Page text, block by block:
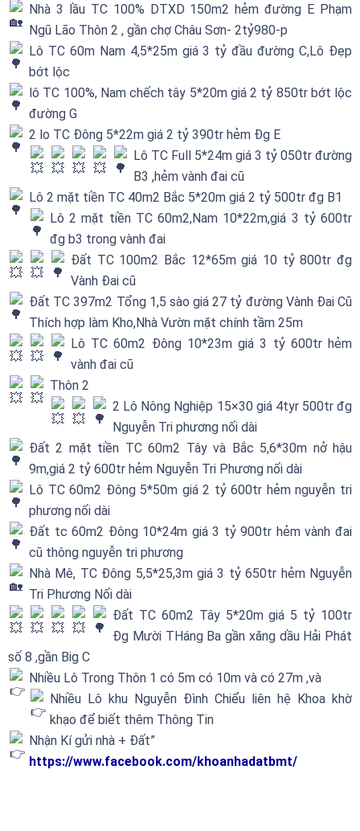
Nhà 3 lầu TC 100% DTXD 150m2 hẻm đường E Phạm
Ngũ Lão Thôn 2 , gần chợ Châu Sơn- 2tỷ980-p
Lô TC 60m Nam 4,5*25m giá 3 tỷ đầu đường C,Lô Đẹp
bớt lộc
lô TC 100%, Nam chếch tây 5*20m giá 2 tỷ 850tr bớt lộc
đường G
2 lo TC Đông 5*22m giá 2 tỷ 390tr hẻm Đg E
Lô TC Full 5*24m giá 3 tỷ 050tr đường
B3 ,hẻm vành đai cũ
Lô 2 mặt tiền TC 40m2 Bắc 5*20m giá 2 tỷ 500tr đg B1
Lô 2 mặt tiền TC 60m2,Nam 10*22m,giá 3 tỷ 600tr
đg b3 trong vành đai
Đất TC 100m2 Bắc 12*65m giá 10 tỷ 800tr đg
Vành Đai cũ
Đất TC 397m2 Tổng 1,5 sào giá 27 tỷ đường Vành Đai Cũ
Thích hợp làm Kho,Nhà Vườn mặt chính tầm 25m
Lô TC 60m2 Đông 10*23m giá 3 tỷ 600tr hẻm
vành đai cũ
Thôn 2
2 Lô Nông Nghiệp 15×30 giá 4tyr 500tr đg
Nguyễn Tri phương nối dài
Đất 2 mặt tiền TC 60m2 Tây và Bắc 5,6*30m nở hậu
9m,giá 2 tỷ 600tr hẻm Nguyễn Tri Phương nối dài
Lô TC 60m2 Đông 5*50m giá 2 tỷ 600tr hẻm nguyễn tri
phương nối dài
Đất tc 60m2 Đông 10*24m giá 3 tỷ 900tr hẻm vành đai
cũ thông nguyễn tri phương
Nhà Mê, TC Đông 5,5*25,3m giá 3 tỷ 650tr hẻm Nguyễn
Tri Phương Nối dài
Đất TC 60m2 Tây 5*20m giá 5 tỷ 100tr
Đg Mười THáng Ba gần xăng dầu Hải Phát
số 8 ,gần Big C
Nhiều Lô Trong Thôn 1 có 5m có 10m và có 27m ,và
Nhiều Lô khu Nguyễn Đình Chiểu liên hệ Khoa khờ
khạo để biết thêm Thông Tin
Nhận Kí gửi nhà + Đất”
https://www.facebook.com/khoanhadatbmt/